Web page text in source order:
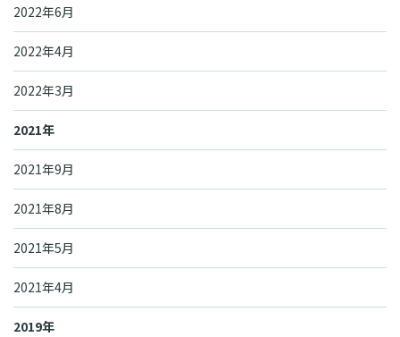
2022年6月
2022年4月
2022年3月
2021年
2021年9月
2021年8月
2021年5月
2021年4月
2019年